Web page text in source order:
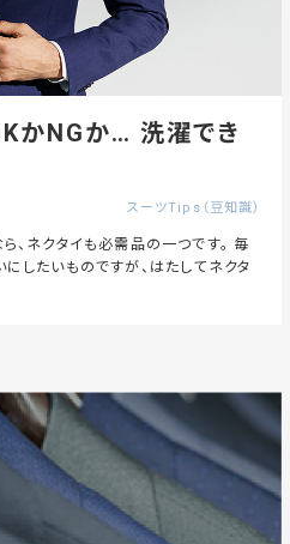
かNGか… 洗濯でき
スーツTips（豆知識）
、ネクタイも必需品の一つです。 毎
したいものですが、はたしてネクタ